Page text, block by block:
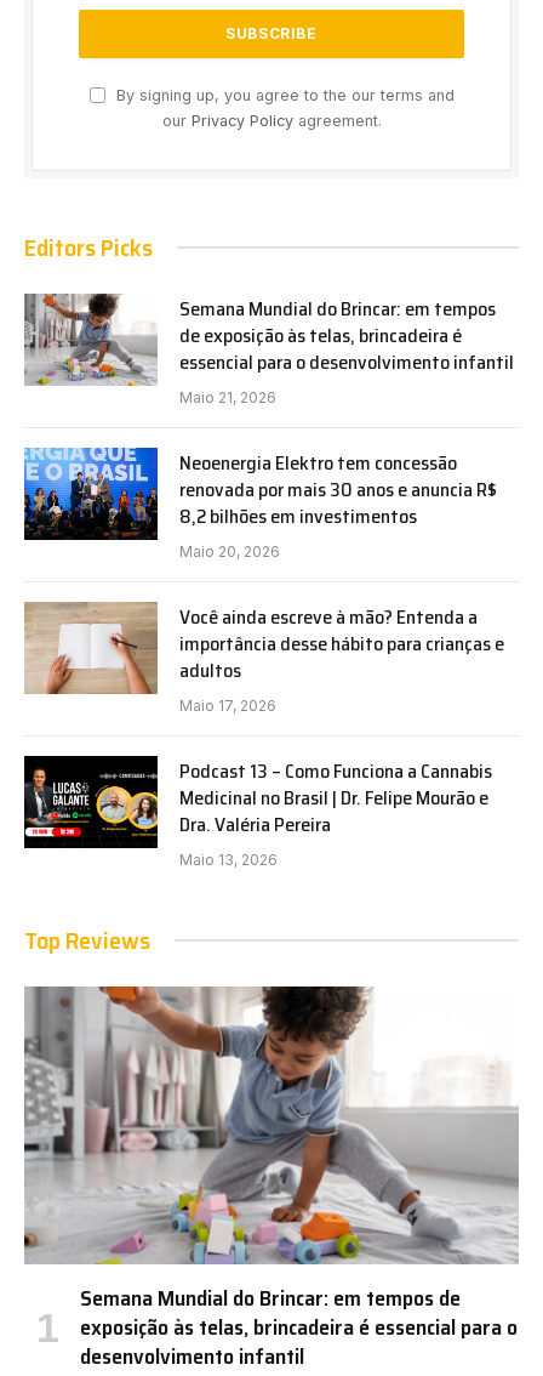
By signing up, you agree to the our terms and
our Privacy Policyagreement.
Editors Picks
Semana Mundial do Brincar: em tempos
de exposição às telas, brincadeira é
essencial para o desenvolvimento infantil
Maio 21, 2026
Neoenergia Elektro tem concessão
renovada por mais 30 anos e anuncia R$
8,2 bilhões em investimentos
Maio 20, 2026
Você ainda escreve à mão? Entenda a
importância desse hábito para crianças e
adultos
Maio 17, 2026
Podcast 13 – Como Funciona a Cannabis
Medicinal no Brasil | Dr. Felipe Mourão e
Dra. Valéria Pereira
Maio 13, 2026
Top Reviews
Semana Mundial do Brincar: em tempos de
exposição às telas, brincadeira é essencial para o
desenvolvimento infantil